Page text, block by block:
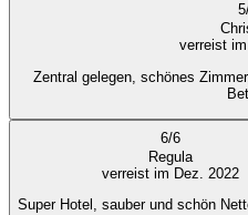
5
verreist
Zentral gelegen, schönes
6/6
Regula
verreist im Dez. 2022
Super Hotel, sauber und schön